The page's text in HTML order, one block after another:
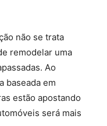
não se trata
remodelar uma
Ao
baseada em
estão apostando
será mais